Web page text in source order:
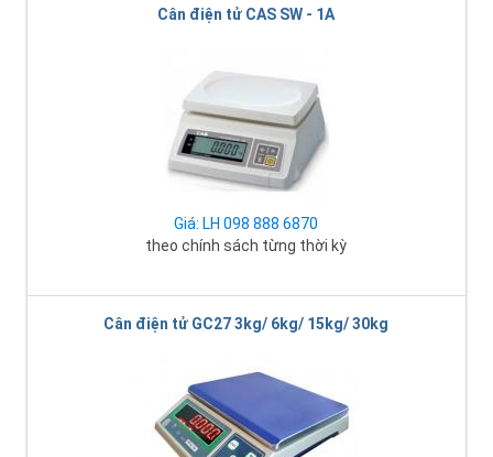
Cân điện tử CAS SW - 1A
Giá: LH 098 888 6870
theo chính sách từng thời kỳ
Cân điện tử GC27 3kg/ 6kg/ 15kg/ 30kg